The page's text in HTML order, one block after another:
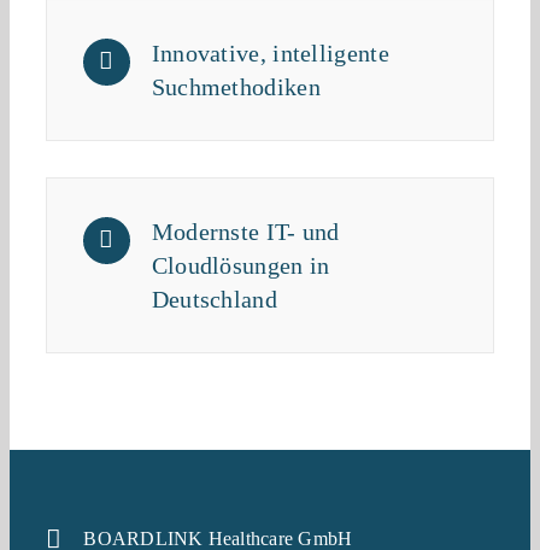
Innovative, intelligente
Suchmethodiken
Modernste IT- und
Cloudlösungen in
Deutschland
BOARDLINK Healthcare GmbH